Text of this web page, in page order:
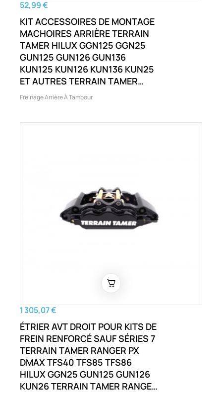
52,99 €
KIT ACCESSOIRES DE MONTAGE
MACHOIRES ARRIÈRE TERRAIN
TAMER HILUX GGN125 GGN25
GUN125 GUN126 GUN136
KUN125 KUN126 KUN136 KUN25
ET AUTRES TERRAIN TAMER
FORTUNER GUN156 HILUX
GGN125 GGN25 GUN125
Freinage Arrière À Tambour
1 305,07 €
ÉTRIER AVT DROIT POUR KITS DE
FREIN RENFORCÉ SAUF SÉRIES 7
TERRAIN TAMER RANGER PX
DMAX TFS40 TFS85 TFS86
HILUX GGN25 GUN125 GUN126
KUN26 TERRAIN TAMER RANGER